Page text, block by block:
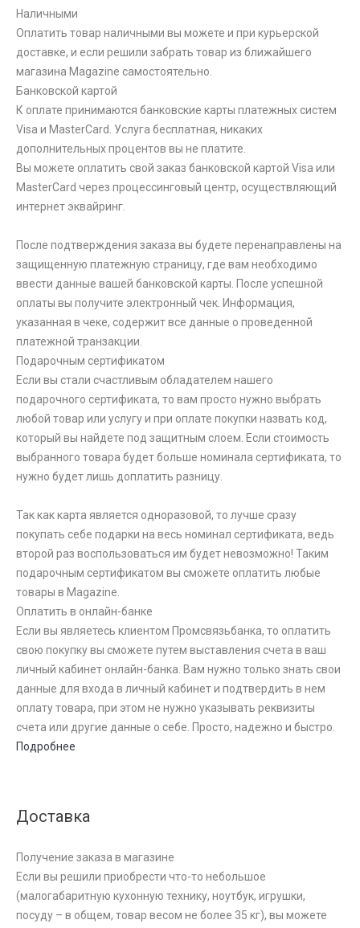
Наличными
Оплатить товар наличными вы можете и при курьерской
доставке, и если решили забрать товар из ближайшего
магазина Magazine самоcтоятельно.
Банковской картой
К оплате принимаются банковские карты платежных систем
Visa и MasterCard. Услуга бесплатная, никаких
дополнительных процентов вы не платите.
Вы можете оплатить свой заказ банковской картой Visa или
MasterCard через процессинговый центр, осуществляющий
интернет эквайринг.
После подтверждения заказа вы будете перенаправлены на
защищенную платежную страницу, где вам необходимо
ввести данные вашей банковской карты. После успешной
оплаты вы получите электронный чек. Информация,
указанная в чеке, содержит все данные о проведенной
платежной транзакции.
Подарочным сертификатом
Если вы стали счастливым обладателем нашего
подарочного сертификата, то вам просто нужно выбрать
любой товар или услугу и при оплате покупки назвать код,
который вы найдете под защитным слоем. Если стоимость
выбранного товара будет больше номинала сертификата, то
нужно будет лишь доплатить разницу.
Так как карта является одноразовой, то лучше сразу
покупать себе подарки на весь номинал сертификата, ведь
второй раз воспользоваться им будет невозможно! Таким
подарочным сертификатом вы сможете оплатить любые
товары в Magazine.
Оплатить в онлайн-банке
Если вы являетесь клиентом Промсвязьбанка, то оплатить
свою покупку вы сможете путем выставления счета в ваш
личный кабинет онлайн-банка. Вам нужно только знать свои
данные для входа в личный кабинет и подтвердить в нем
оплату товара, при этом не нужно указывать реквизиты
счета или другие данные о себе. Просто, надежно и быстро.
Подробнее
Доставка
Получение заказа в магазине
Если вы решили приобрести что-то небольшое
(малогабаритную кухонную технику, ноутбук, игрушки,
посуду – в общем, товар весом не более 35 кг), вы можете